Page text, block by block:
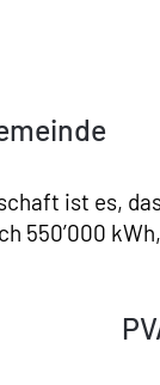
ist es,
550’000